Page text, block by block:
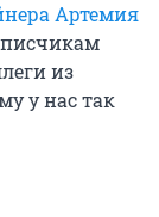
Артемия
из
у нас так